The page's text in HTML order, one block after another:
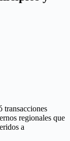
transacciones
regionales que
a